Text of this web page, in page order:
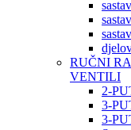
RUČNI
VENTILI
2-
3-
3-